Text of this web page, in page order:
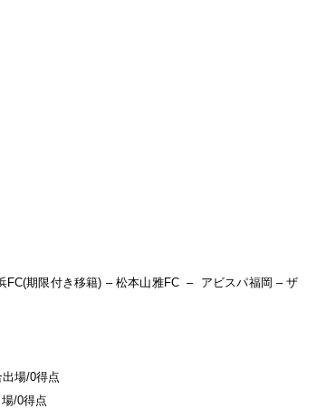
FC(期限付き移籍) – 松本山雅FC – アビスパ福岡 – ザ
場/0得点
/0得点